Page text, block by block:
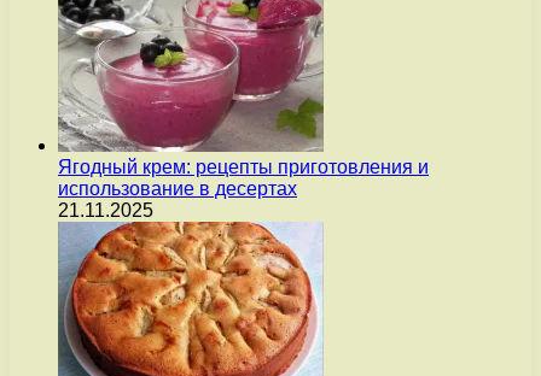
Ягодный крем: рецепты приготовления и
использование в десертах
21.11.2025